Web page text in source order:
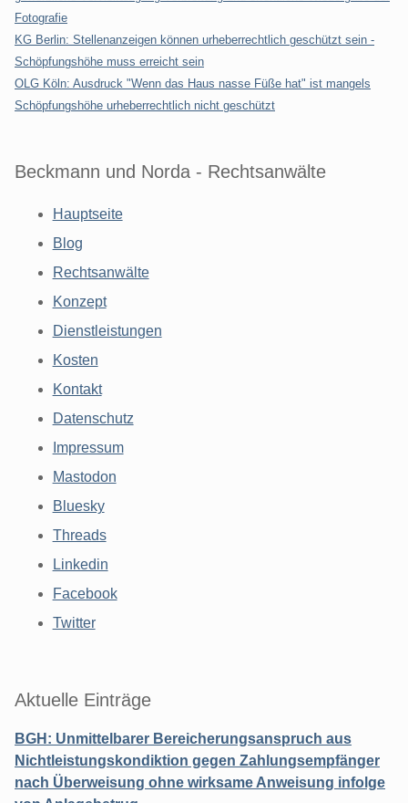
Fotografie
KG Berlin: Stellenanzeigen können urheberrechtlich geschützt sein -
Schöpfungshöhe muss erreicht sein
OLG Köln: Ausdruck "Wenn das Haus nasse Füße hat" ist mangels
Schöpfungshöhe urheberrechtlich nicht geschützt
Beckmann und Norda - Rechtsanwälte
Hauptseite
Blog
Rechtsanwälte
Konzept
Dienstleistungen
Kosten
Kontakt
Datenschutz
Impressum
Mastodon
Bluesky
Threads
Linkedin
Facebook
Twitter
Aktuelle Einträge
BGH: Unmittelbarer Bereicherungsanspruch aus
Nichtleistungskondiktion gegen Zahlungsempfänger
nach Überweisung ohne wirksame Anweisung infolge